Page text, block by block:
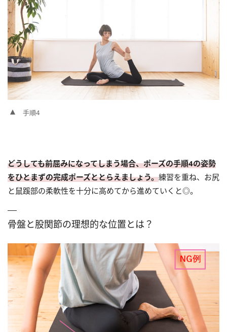
手順4
どうしても前屈みになってしまう場合、ポーズの手順4の姿勢
をひとまずの完成ポーズととらえましょう。練習を重ね、お尻
と鼠蹊部の柔軟性を十分に高めてから進めていくと◎。
骨盤と股関節の理想的な位置とは？